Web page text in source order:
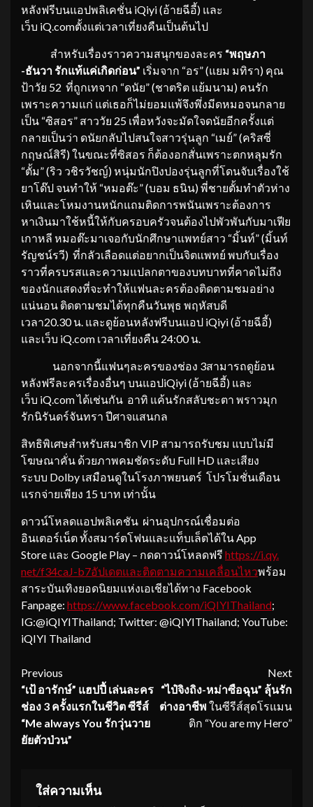
หลังฟรีบนแอปพลิเคชั่น iQiyi (อ้ายฉีอี้) และ
เว็บ iQ.comตั้งแต่เวลาเที่ยงคืนเป็นต้นไป
สำหรับเรื่องราวความสนุกของละคร “พฤษภา
-ธันวา รักแท้แค่เกิดก่อน” เริ่มจาก “อร” (แยม มทิรา) คุณ
ป้าวัย 52 ที่ถูกเทจาก “ดนัย” (ชาตริต แย้มนาม) คนรัก
เพราะความแก่ แต่เธอก็ไม่ยอมแพ้จึงพึ่งมีดหมอจนกลาย
เป็น “ซิสอร” สาววัย 25 เพื่อหวังจะมัดใจดนัยอีกครั้งแต่
กลายเป็นว่า ดนัยกลับไปสนใจสาวรุ่นลูก “เมย์” (คริสซี่
กฤษณ์สิรี) ในขณะที่ซิสอร ก็ต้องอกสั่นเพราะตกหลุมรัก
“ตั้ม” (ริว วชิรวัชญ์) หนุ่มนักปิงปองรุ่นลูกที่โดนจับเรื่องใช้
ยาโด๊ป จนทำให้ “หมอต๊ะ” (บอม ธนิน) พี่ชายตั้มทำตัวห่าง
เหินและโหมงานหนักแถมติดการพนันเพราะต้องการ
หาเงินมาใช้หนี้ให้กับครอบครัวจนต้องไปพัวพันกับมาเฟีย
เกาหลี หมอต๊ะมาเจอกับนักศึกษาแพทย์สาว “มิ้นท์” (มิ้นท์
รัญชน์รวี) ที่กลัวเลือดแต่อยากเป็นจิตแพทย์ พบกับเรื่อง
ราวที่ครบรสและความแปลกตาของบทบาทที่คาดไม่ถึง
ของนักแสดงที่จะทำให้แฟนละครต้องติดตามชมอย่าง
แน่นอน ติดตามชมได้ทุกคืนวันพุธ พฤหัสบดี
เวลา20.30 น. และดูย้อนหลังฟรีบนแอป iQiyi (อ้ายฉีอี้)
และเว็บ iQ.com เวลาเที่ยงคืน 24:00 น.
นอกจากนี้แฟนๆละครของช่อง 3สามารถดูย้อน
หลังฟรีละครเรื่องอื่นๆ บนแอปiQiyi (อ้ายฉีอี้) และ
เว็บ iQ.com ได้เช่นกัน อาทิ แค้นรักสลับชะตา พราวมุก
รักนิรันดร์จันทรา ปีศาจแสนกล
สิทธิพิเศษสำหรับสมาชิก VIP สามารถรับชม แบบไม่มี
โฆษณาคั่น ด้วยภาพคมชัดระดับ Full HD และเสียง
ระบบ Dolby เสมือนดูในโรงภาพยนตร์ โปรโมชั่นเดือน
แรกจ่ายเพียง 15 บาท เท่านั้น
ดาวน์โหลดแอปพลิเคชัน ผ่านอุปกรณ์เชื่อมต่อ
อินเตอร์เน็ต ทั้งสมาร์ตโฟนและแท็บเล็ตได้ใน App
Store และ Google Play – กดดาวน์โหลดฟรี https://i.qy.
net/f34caJ-b7อัปเดตและติดตามความเคลื่อนไหวพร้อม
สาระบันเทิงยอดนิยมแห่งเอเชียได้ทาง Facebook
Fanpage: https://www.facebook. com/iQIYIThailand;
IG:@iQIYIThailand; Twitter: @iQIYIThailand; YouTube:
iQIYI Thailand
Continue
Reading
Previous
“เป้ อารักษ์” แฮปปี้ เล่นละคร
ช่อง 3 ครั้งแรกในชีวิต ซีรีส์
“Me always You รักวุ่นวาย
ยัยตัวป่วน”
Next
“ไป๋จิงถิง-หม่าซือฉุน” ลุ้นรัก
ต่างอาชีพ ในซีรีส์สุดโรแมน
ติก “You are my Hero”
ใส่ความเห็น